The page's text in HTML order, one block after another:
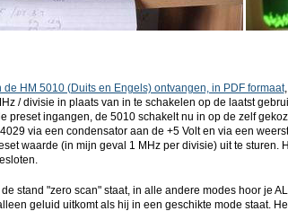
HM 5010 (Duits en Engels) ontvangen, in PDF formaat
/ divisie in plaats van in te schakelen op de laatst
preset ingangen, de 5010 schakelt nu in op de zelf
via een condensator aan de +5 Volt en via een
waarde (in mijn geval 1 MHz per divisie) uit te
stand "zero scan" staat, in alle andere modes hoor je
geluid uitkomt als hij in een geschikte mode staat.